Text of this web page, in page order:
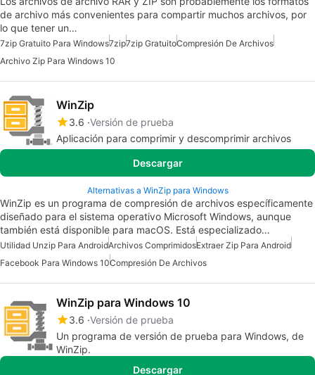
de archivo más convenientes para compartir muchos archivos, por
lo que tener un…
7zip Gratuito Para Windows7zip7zip GratuitoCompresión De Archivos
Archivo Zip Para Windows 10
WinZip
3.6 Versión de prueba
Aplicación para comprimir y descomprimir archivos
Descargar
Alternativas a WinZip para Windows
WinZip es un programa de compresión de archivos específicamente
diseñado para el sistema operativo Microsoft Windows, aunque
también está disponible para macOS. Está especializado…
Utilidad Unzip Para AndroidArchivos ComprimidosExtraer Zip Para Android
Facebook Para Windows 10Compresión De Archivos
WinZip para Windows 10
3.6 Versión de prueba
Un programa de versión de prueba para Windows, de
WinZip.
Descargar